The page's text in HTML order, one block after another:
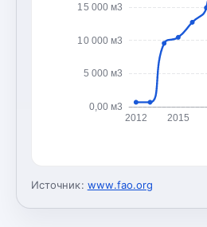
0,00 м3
5 000 м3
10 000 м3
15 000 м3
2012 2015
Источник: www.fao.org